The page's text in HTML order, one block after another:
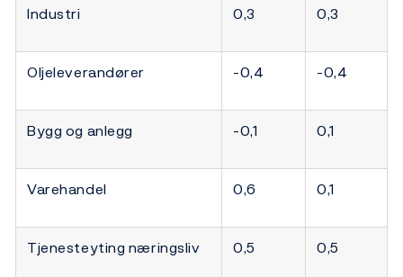
Industri 0,3 0,3
Oljeleverandører -0,4 -0,4
Bygg og anlegg -0,1 0,1
Varehandel 0,6 0,1
Tjenesteyting næringsliv 0,5 0,5